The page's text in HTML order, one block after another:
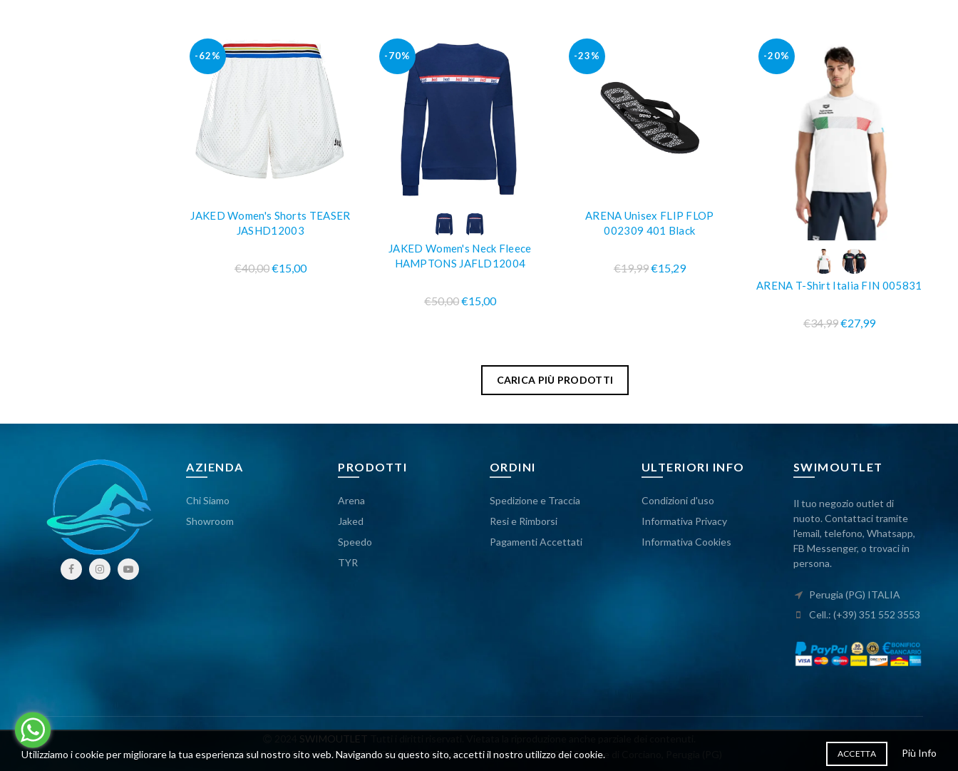
-62%
AGGIUNGI AL CARRELLO
JAKED Women's Shorts TEASER
JASHD12003
€40,00€15,00
-70%
COMPRA SUBITO
JAKED Women's Neck Fleece
HAMPTONS JAFLD12004
€50,00€15,00
-23%
COMPRA SUBITO
ARENA Unisex FLIP FLOP
002309 401 Black
€19,99€15,29
-20%
COMPRA SUBITO
ARENA T-Shirt Italia FIN 005831
€34,99€27,99
CARICA PIÙ PRODOTTI
AZIENDA
Chi Siamo
Showroom
PRODOTTI
Arena
Jaked
Speedo
TYR
ORDINI
Spedizione e Traccia
Resi e Rimborsi
Pagamenti Accettati
ULTERIORI INFO
Condizioni d'uso
Informativa Privacy
Informativa Cookies
SWIMOUTLET
Il tuo negozio outlet di
nuoto. Contattaci tramite
l'email, telefono, Whatsapp,
FB Messenger, o trovaci in
persona.
Perugia (PG) ITALIA
Cell.: (+39) 351 552 3553
SWIMOUTLET
SWIMOUTLET S.R.L. P.IVA 03652160544, Via Palmiro Togliatti 73/A, 06073 Taverne di Corciano, Perugia (PG)
Utilizziamo i cookie per migliorare la tua esperienza sul nostro sito web. Navigando su questo sito, accetti il ​​nostro utilizzo dei cookie. ACCETTA Più Info